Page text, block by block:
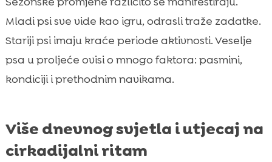
Mladi psi sve vide kao igru, odrasli traže zadatke.
Stariji psi imaju kraće periode aktivnosti. Veselje
psa u proljeće ovisi o mnogo faktora: pasmini,
kondiciji i prethodnim navikama.
Više dnevnog svjetla i utjecaj na
cirkadijalni ritam